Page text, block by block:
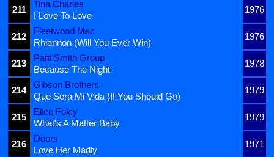
211
Tina Charles
1976
I Love To Love
212
Fleetwood Mac
1976
Rhiannon (Will You Ever Win)
213
Patti Smith Group
1978
Because The Night
214
Gibson Brothers
1979
Que Sera Mi Vida (If You Should Go)
215
Ellen Foley
1979
What's A Matter Baby
216
Doors
1971
Love Her Madly